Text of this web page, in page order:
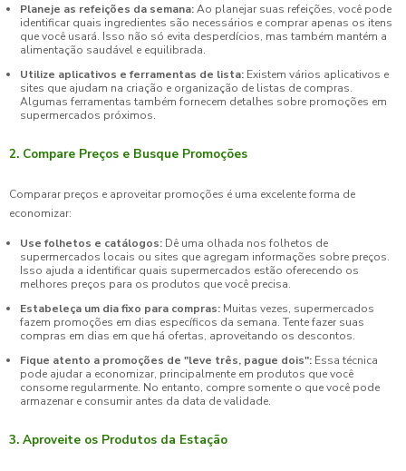
Planeje as refeições da semana:Ao planejar suas refeições, você pode
identificar quais ingredientes são necessários e comprar apenas os itens
que você usará. Isso não só evita desperdícios, mas também mantém a
alimentação saudável e equilibrada.
Utilize aplicativos e ferramentas de lista: Existem vários aplicativos e
sites que ajudam na criação e organização de listas de compras.
Algumas ferramentas também fornecem detalhes sobre promoções em
supermercados próximos.
2. Compare Preços e Busque Promoções
Comparar preços e aproveitar promoções é uma excelente forma de
economizar:
Use folhetos e catálogos: Dê uma olhada nos folhetos de
supermercados locais ou sites que agregam informações sobre preços.
Isso ajuda a identificar quais supermercados estão oferecendo os
melhores preços para os produtos que você precisa.
Estabeleça um dia fixo para compras: Muitas vezes, supermercados
fazem promoções em dias específicos da semana. Tente fazer suas
compras em dias em que há ofertas, aproveitando os descontos.
Fique atento a promoções de "leve três, pague dois": Essa técnica
pode ajudar a economizar, principalmente em produtos que você
consome regularmente. No entanto, compre somente o que você pode
armazenar e consumir antes da data de validade.
3. Aproveite os Produtos da Estação